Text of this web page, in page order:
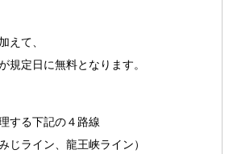
えて、
規定日に無料となります。
する下記の４路線
じライン、龍王峡ライン）